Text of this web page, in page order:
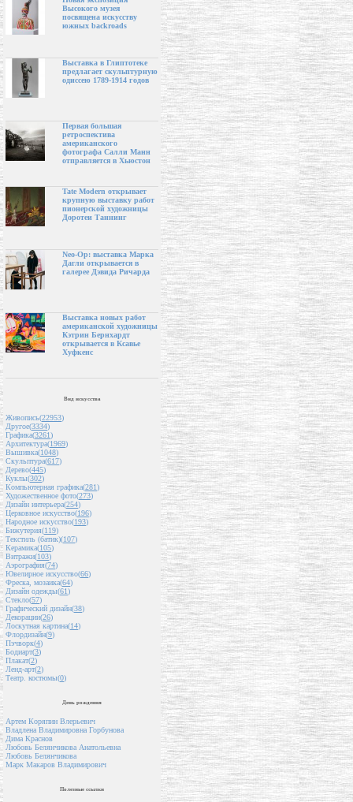
Высокого музея
посвящена искусству
южных backroads
Выставка в Глиптотеке
предлагает скульптурную
одиссею 1789-1914 годов
Первая большая
ретроспектива
американского
фотографа Салли Манн
отправляется в Хьюстон
Tate Modern открывает
крупную выставку работ
пионерской художницы
Доротеи Таннинг
Neo-Op: выставка Марка
Дагли открывается в
галерее Дэвида Ричарда
Выставка новых работ
американской художницы
Кэтрин Бернхардт
открывается в Ксавье
Хуфкенс
Вид искусства
Живопись(22953)
Другое(3334)
Графика(3261)
Архитектура(1969)
Вышивка(1048)
Скульптура(617)
Дерево(445)
Куклы(302)
Компьютерная графика(281)
Художественное фото(273)
Дизайн интерьера(254)
Церковное искусство(196)
Народное искусство(193)
Бижутерия(119)
Текстиль (батик)(107)
Керамика(105)
Витражи(103)
Аэрография(74)
Ювелирное искусство(66)
Фреска, мозаика(64)
Дизайн одежды(61)
Стекло(57)
Графический дизайн(38)
Декорации(26)
Лоскутная картина(14)
Флордизайн(9)
Пэчворк(4)
Бодиарт(3)
Плакат(2)
Ленд-арт(2)
Театр. костюмы(0)
День рождения
Артем Коряпин Влерьевич
Владлена Владимировна Горбунова
Дима Краснов
Любовь Белянчикова Анатольевна
Любовь Белянчикова
Марк Макаров Владимирович
Полезные ссылки